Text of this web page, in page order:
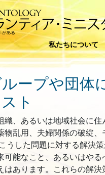
私たちについて
ープや団体
ト
織、あるいは地域社会に
物乱用、夫婦関係の破綻
うした問題に対する解決
可能なこと、あるいはや
あります。これらの解